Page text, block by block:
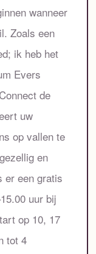
wanneer
Zoals een
ik heb het
Evers
de
uw
op vallen te
en
er een gratis
uur bij
op 10, 17
tot 4